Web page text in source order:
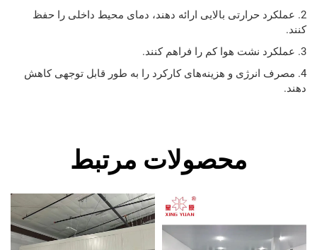
حرارتی بالایی ارائه دهند، دمای محیط داخلی را حفظ
و هزینه‌های کارکرد را به طور قابل توجهی کاهش
محصولات مرتبط